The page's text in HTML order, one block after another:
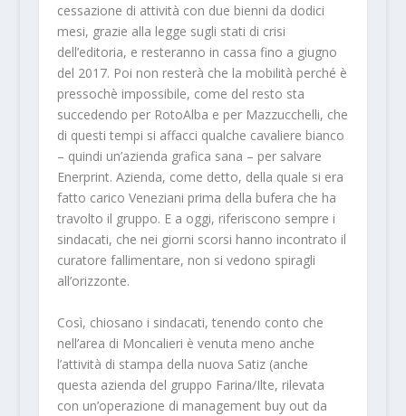
cessazione di attività con due bienni da dodici
mesi, grazie alla legge sugli stati di crisi
dell’editoria, e resteranno in cassa fino a giugno
del 2017. Poi non resterà che la mobilità perché è
pressochè impossibile, come del resto sta
succedendo per RotoAlba e per Mazzucchelli, che
di questi tempi si affacci qualche cavaliere bianco
– quindi un’azienda grafica sana – per salvare
Enerprint. Azienda, come detto, della quale si era
fatto carico Veneziani prima della bufera che ha
travolto il gruppo. E a oggi, riferiscono sempre i
sindacati, che nei giorni scorsi hanno incontrato il
curatore fallimentare, non si vedono spiragli
all’orizzonte.
Così, chiosano i sindacati, tenendo conto che
nell’area di Moncalieri è venuta meno anche
l’attività di stampa della nuova Satiz (anche
questa azienda del gruppo Farina/Ilte, rilevata
con un’operazione di management buy out da